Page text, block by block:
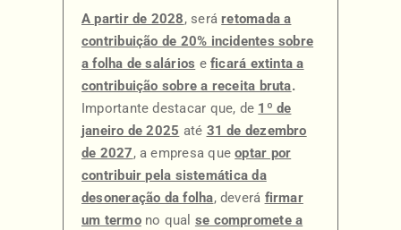
A partir de 2028, seráretomada a
contribuição de 20% incidentes sobre
a folha de salários e ficará extinta a
contribuição sobre a receita bruta.
Importante destacar que, de 1º de
janeiro de 2025 até 31 de dezembro
de 2027, a empresa queoptar por
contribuir pela sistemática da
desoneração da folha, deverá firmar
um termono qual se compromete a